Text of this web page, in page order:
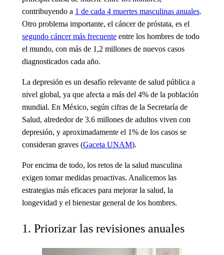
contribuyendo a 1 de cada 4 muertes masculinas anuales.
Otro problema importante, el cáncer de próstata, es el
segundo cáncer más frecuente entre los hombres de todo
el mundo, con más de 1,2 millones de nuevos casos
diagnosticados cada año.
La depresión es un desafío relevante de salud pública a
nivel global, ya que afecta a más del 4% de la población
mundial. En México, según cifras de la Secretaría de
Salud, alrededor de 3.6 millones de adultos viven con
depresión, y aproximadamente el 1% de los casos se
consideran graves (Gaceta UNAM).
Por encima de todo, los retos de la salud masculina
exigen tomar medidas proactivas. Analicemos las
estrategias más eficaces para mejorar la salud, la
longevidad y el bienestar general de los hombres.
1. Priorizar las revisiones anuales